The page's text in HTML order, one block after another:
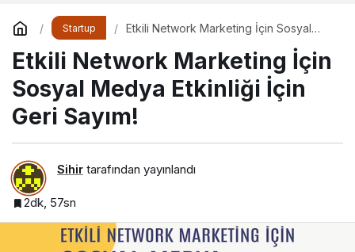
Startup
Etkili Network Marketing İçin Sosyal
Etkili Network Marketing İçin
Sosyal Medya Etkinliği İçin
Geri Sayım!
Sihir tarafından yayınlandı
2dk, 57sn